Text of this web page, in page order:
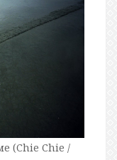
(Chie Chie /